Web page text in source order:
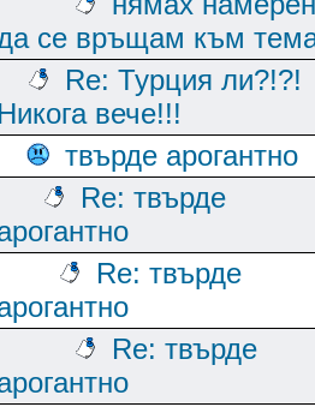
се връщам към
Re: Турция ли?!?!
Никога вече!!!
твърде арогантно
Re: твърде
Re: твърде
Re: твърде